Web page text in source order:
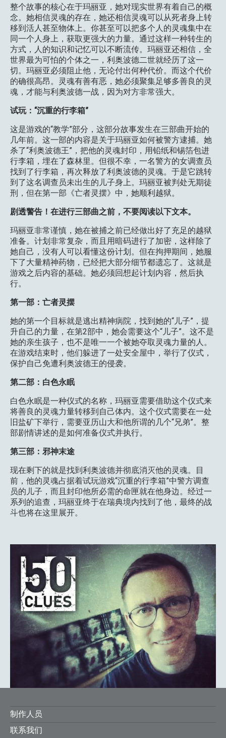
整个故事的核心在于玛丽亚，她对现实世界有着自己的概
念。她相信灵魂的存在，她还相信灵魂可以从死者身上转
移到活人甚至物体上。你甚至可以把多个人的灵魂集中在
同一个人身上，获取更强大的力量。通过这样一种转生的
方式，人的知识和记忆可以不断流传。玛丽亚还相信，全
世界最为可怕的个体之一，利奥波德二世就经历了这一
切。玛丽亚必须阻止他，无论付出何种代价。而这个代价
的确很高昂。灵魂有善有恶，她必须聚集足够多善良的灵
魂，才能与利奥波德一战，因为对方非常强大。
试玩：“沉重的行李箱”
这是游戏的“教学”部分，这部分故事发生在三部曲开始的
几年前。这一部的内容是关于玛丽亚如何被警方逮捕。她
杀了“利奥波德王”，把他的灵魂封印，用铅纸和锡箔包进
行李箱，埋在了森林里。但很不幸，一名警方的女调查员
找到了行李箱，再次释放了利奥波德的灵魂。于是它跳转
到了这名调查员未出生的儿子身上。玛丽亚被判处无期徒
刑，但在第一部《亡者灵摆》中，她顺利越狱。
剧透警告！在进行三部曲之前，不要阅读以下文本。
玛丽亚非常谨慎，她在被捕之前已经做出好了充足的越狱
准备。计划非常复杂，而且用暗码进行了加密，这样除了
她自己，没有人可以看懂这份计划。但在拘押期间，她服
下了大量精神药物，已经把大部分细节都遗忘了。这就是
游戏之后内容的基础。她必须回想起计划内容，然后执
行。
第一部：亡者灵摆
她的第一个目标就是逃出精神病院，找到她的“儿子”，提
升自己的力量，在第2部中，她会需要这个“儿子”。这不是
她的亲生孩子，也不是唯一一个被她夺取灵魂力量的人。
在游戏结束时，他们躲进了一处安全屋中，举行了仪式，
保护自己免遭利奥波德王的侵袭。
第二部：白色永眠
白色永眠是一种仪式的名称，玛丽亚需要借助这个仪式来
将善良的灵魂力量转移到自己体内。这个仪式需要在一处
旧盐矿下举行，需要亚历山大和他所谓的几个“兄弟”。整
部剧情讲述的是如何准备仪式并执行。
第三部：邪神末途
现在剩下的就是找到利奥波德并彻底消灭他的灵魂。目
前，他的灵魂占据着试玩游戏“沉重的行李箱”中警方调查
员的儿子，而且封印他所必需的命匣就在他身边。经过一
系列的追查，玛丽亚终于在瑞典境内找到了他，最终的战
斗也将在这里展开。
FOOTER
制作人员
联系我们